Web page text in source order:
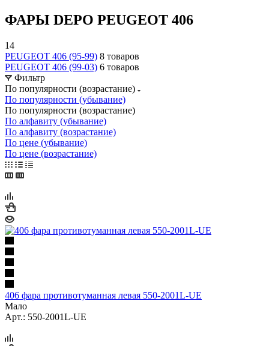
ФАРЫ DEPO PEUGEOT 406
14
PEUGEOT 406 (95-99) 8 товаров
PEUGEOT 406 (99-03) 6 товаров
Фильтр
По популярности (возрастание)
По популярности (убывание)
По популярности (возрастание)
По алфавиту (убывание)
По алфавиту (возрастание)
По цене (убывание)
По цене (возрастание)
406 фара противотуманная левая 550-2001L-UE
Мало
Арт.: 550-2001L-UE